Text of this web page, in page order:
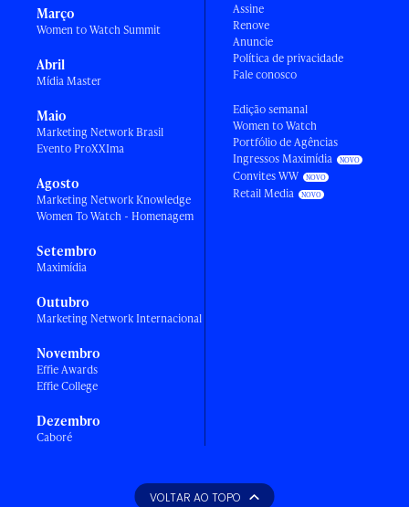
Março
Women to Watch Summit
Abril
Mídia Master
Maio
Marketing Network Brasil
Evento ProXXIma
Agosto
Marketing Network Knowledge
Women To Watch - Homenagem
Setembro
Maximídia
Outubro
Marketing Network Internacional
Novembro
Effie Awards
Effie College
Dezembro
Caboré
Assine
Renove
Anuncie
Política de privacidade
Fale conosco
Edição semanal
Women to Watch
Portfólio de Agências
Ingressos Maximídia
Convites WW
Retail Media
VOLTAR AO TOPO